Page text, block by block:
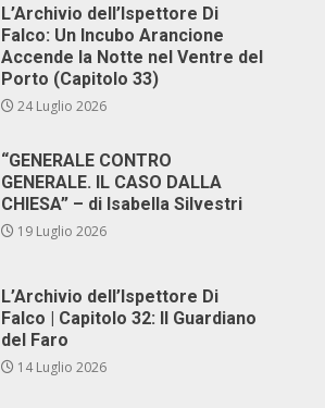
L’Archivio dell’Ispettore Di
Falco: Un Incubo Arancione
Accende la Notte nel Ventre del
Porto (Capitolo 33)
24 Luglio 2026
“GENERALE CONTRO
GENERALE. IL CASO DALLA
CHIESA” – di Isabella Silvestri
19 Luglio 2026
L’Archivio dell’Ispettore Di
Falco | Capitolo 32: Il Guardiano
del Faro
14 Luglio 2026